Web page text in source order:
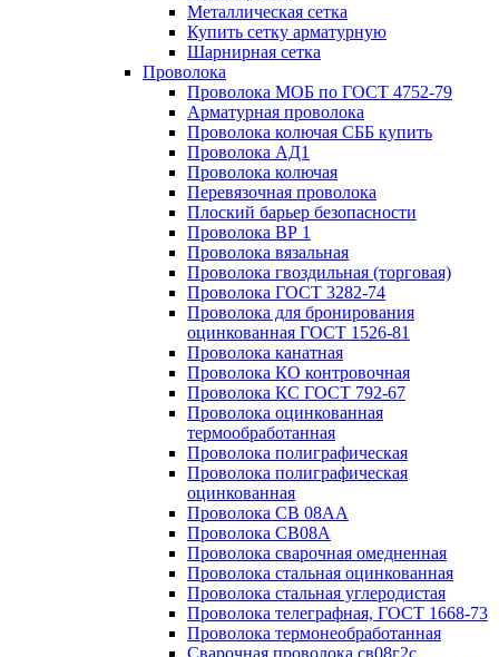
Металлическая сетка
Купить сетку арматурную
Шарнирная сетка
Проволока
Проволока МОБ по ГОСТ 4752-79
Арматурная проволока
Проволока колючая СББ купить
Проволока АД1
Проволока колючая
Перевязочная проволока
Плоский барьер безопасности
Проволока ВР 1
Проволока вязальная
Проволока гвоздильная (торговая)
Проволока ГОСТ 3282-74
Проволока для бронирования
оцинкованная ГОСТ 1526-81
Проволока канатная
Проволока КО контровочная
Проволока КС ГОСТ 792-67
Проволока оцинкованная
термообработанная
Проволока полиграфическая
Проволока полиграфическая
оцинкованная
Проволока СВ 08АА
Проволока СВ08А
Проволока сварочная омедненная
Проволока стальная оцинкованная
Проволока стальная углеродистая
Проволока телеграфная, ГОСТ 1668-73
Проволока термонеобработанная
Сварочная проволока св08г2с